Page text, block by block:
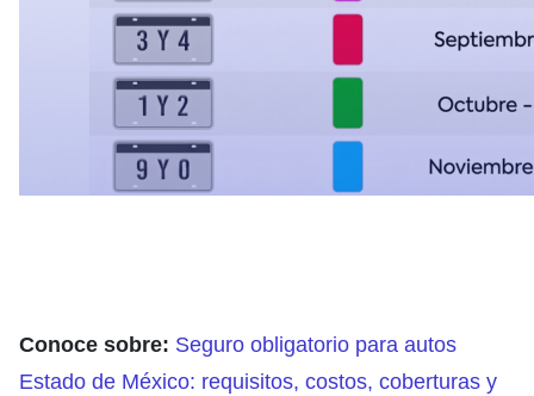
Conoce sobre: Seguro obligatorio para autos
Estado de México: requisitos, costos, coberturas y